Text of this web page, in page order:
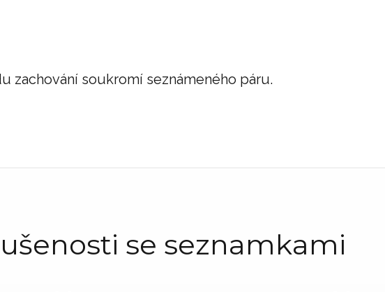
soukromí seznámeného páru.
se seznamkami